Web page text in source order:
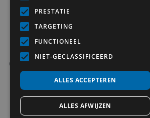
Copyright ©
Disclaimer-
Erkenningsnummers B 00533-
00533-405-20140717 -
PRESTATIE
TARGETING
FUNCTIONEEL
NIET-GECLASSIFICEERD
ALLES ACCEPTEREN
ALLES AFWIJZEN